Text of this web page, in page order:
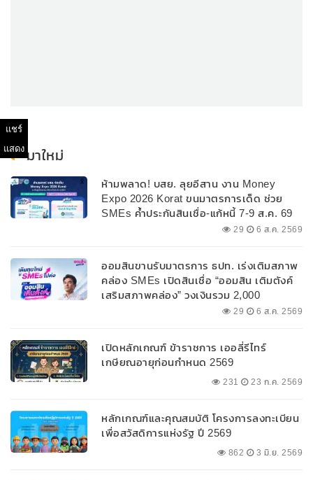
แชร์
แสดงมาใหม่
ห้ามพลาด! บสย. ลุยอีสาน งาน Money
Expo 2026 Korat ขนมาตรการเด็ด ช่วย
SMEs ค้ำประกันสินเชื่อ-แก้หนี้ 7-9 ส.ค. 69
29 6 ส.ค. 2569
ออมสินขานรับมาตรการ ธปท. เร่งเติมสภาพ
คล่อง SMEs เปิดสินเชื่อ “ออมสิน เติมตังค์
เสริมสภาพคล่อง” วงเงินรวม 2,000
ลบ.สนับสนุนเงินทุนหมุนเวียนวงเงินกู้สูงสุด
29 6 ส.ค. 2569
เปิดหลักเกณฑ์ ข้าราชการ เออลี่รีไทร์
เกษียณอายุก่อนกำหนด 2569
231 23 ก.ค. 2569
หลักเกณฑ์และคุณสมบัติ โครงการลงทะเบียน
เพื่อสวัสดิการแห่งรัฐ ปี 2569
862 3 มิ.ย. 2569